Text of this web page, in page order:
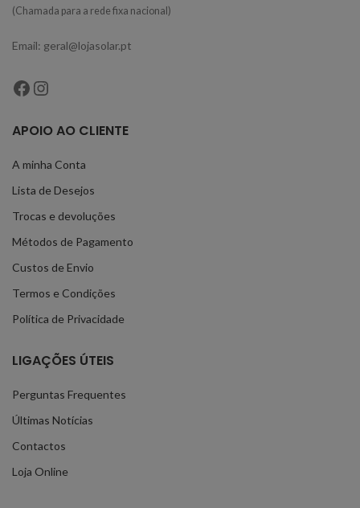
(Chamada para a rede fixa nacional)
Email: geral@lojasolar.pt
APOIO AO CLIENTE
A minha Conta
Lista de Desejos
Trocas e devoluções
Métodos de Pagamento
Custos de Envio
Termos e Condições
Política de Privacidade
LIGAÇÕES ÚTEIS
Perguntas Frequentes
Últimas Notícias
Contactos
Loja Online